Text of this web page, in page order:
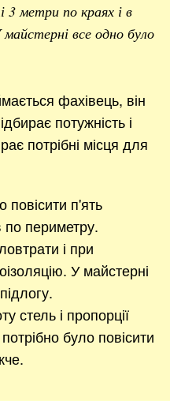
3 метри по краях і в
все одно було
фахівець, він
потужність і
потрібні місця для
повісити п'ять
по периметру.
і при
У майстерні
стель і пропорції
було повісити